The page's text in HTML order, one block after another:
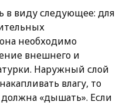
в виду следующее: для
необходимо
внешнего и
Наружный слой
влагу, то
должна «дышать». Если